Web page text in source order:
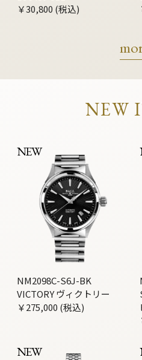
￥30,800 (税込)
NEW
NEW
NM2098C-S6J-BK
VICTORY ヴィクトリー
￥275,000 (税込)
NEW